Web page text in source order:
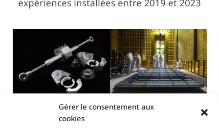
Gérer le consentement aux
cookies
expériences installées entre 2019 et 2023
Compétences et outils